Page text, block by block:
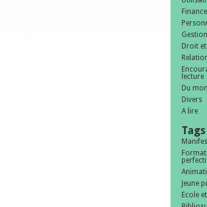
Droit
lecture
Du
Divers
A lire
Tags
Jeune
Ecole